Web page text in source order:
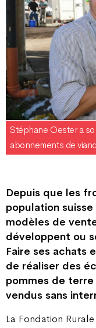
Stéphane Oester a
abonnements de
Depuis que les
population
modèles de
développent ou
Faire ses achats
de réaliser des
pommes de
vendus sans
La Fondation